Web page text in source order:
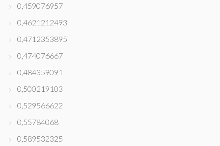
0,459076957
0,4621212493
0,4712353895
0,474076667
0,484359091
0,500219103
0,529566622
0,55784068
0,589532325